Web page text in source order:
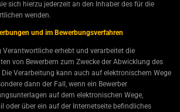
sich hierzu jederzeit an den Inhaber des für die
wenden.
und im Bewerbungsverfahren
Verantwortliche erhebt und verarbeitet die
von Bewerbern zum Zwecke der Abwicklung des
Verarbeitung kann auch auf elektronischem Wege
dann der Fall, wenn ein Bewerber
auf dem elektronischen Wege,
oder über ein auf der Internetseite befindliches